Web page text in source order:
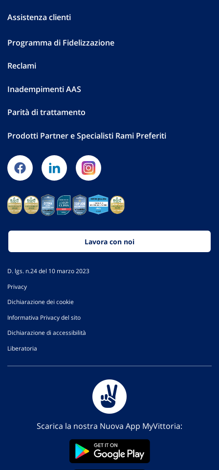
Assistenza clienti
Programma di Fidelizzazione
Reclami
Inadempimenti AAS
Parità di trattamento
Prodotti Partner e Specialisti Rami Preferiti
Lavora con noi
D. lgs. n.24 del 10 marzo 2023
Privacy
Dichiarazione dei cookie
Informativa Privacy del sito
Dichiarazione di accessibilità
Liberatoria
Scarica la nostra Nuova App MyVittoria: